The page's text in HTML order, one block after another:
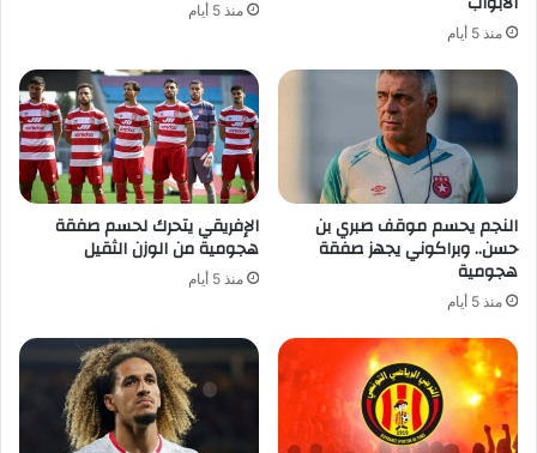
منذ 5 أيام
منذ 5 أيام
النجم يحسم موقف صبري بن
حسن.. وبراكوني يجهز صفقة
هجومية
منذ 5 أيام
الإفريقي يتحرك لحسم صفقة
هجومية من الوزن الثقيل
منذ 5 أيام